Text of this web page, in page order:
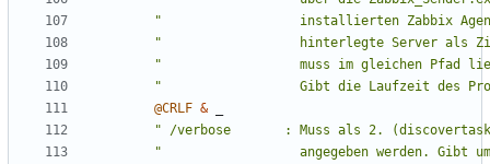
"                  installierten Zabbix
"                  hinterlegte Server als Ziel
"                  muss im gleichen Pfad
"                  Gibt die Laufzeit des
@CRLF &
" /verbose       : Muss als 2.
"                  angegeben werden. Gibt